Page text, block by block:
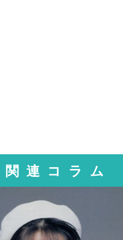
関連コラム